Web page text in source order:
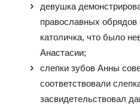
девушка
православных
католичка, что было
Анастасии;
слепки зубов Анны
соответствовали
засвидетельствовал